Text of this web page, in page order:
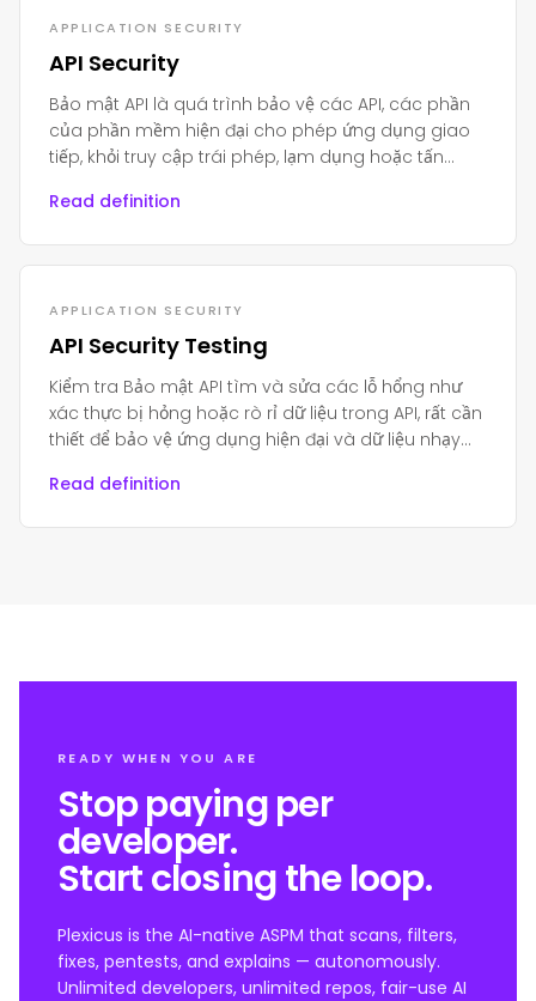
APPLICATION SECURITY
API Security
Bảo mật API là quá trình bảo vệ các API, các phần
của phần mềm hiện đại cho phép ứng dụng giao
tiếp, khỏi truy cập trái phép, lạm dụng hoặc tấn
Read definition
APPLICATION SECURITY
API Security Testing
Kiểm tra Bảo mật API tìm và sửa các lỗ hổng như
xác thực bị hỏng hoặc rò rỉ dữ liệu trong API, rất cần
thiết để bảo vệ ứng dụng hiện đại và dữ liệu nhạy
Read definition
READY WHEN YOU ARE
Stop paying per
developer.
Start closing the loop.
Plexicus is the AI-native ASPM that scans, filters,
fixes, pentests, and explains — autonomously.
Unlimited developers, unlimited repos, fair-use AI